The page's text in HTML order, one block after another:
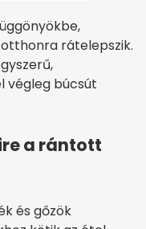
rátelepszik.
végleg búcsút
a rántott
és gőzök